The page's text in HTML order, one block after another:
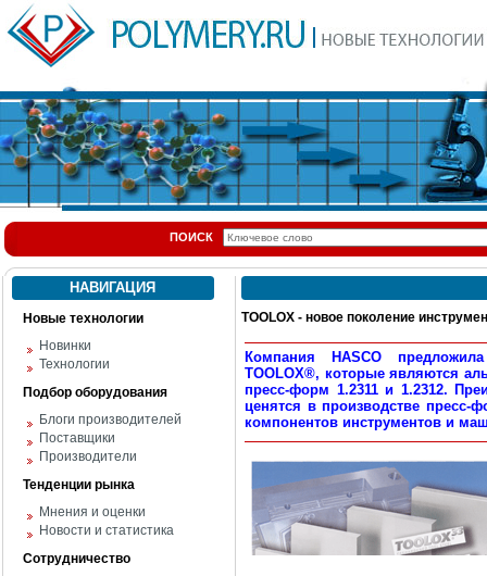
ПОИСК
НАВИГАЦИЯ
Новые технологии
Новинки
Технологии
Подбор оборудования
Блоги производителей
Поставщики
Производители
Тенденции рынка
Мнения и оценки
Новости и статистика
Сотрудничество
TOOLOX - новое поколение
Компания HASCO
TOOLOX®, которые являются
пресс-форм 1.2311 и 1.2312.
ценятся в производстве пресс-
компонентов инструментов и